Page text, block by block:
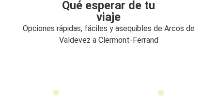
Qué esperar de tu
viaje
Opciones rápidas, fáciles y asequibles de Arcos de
Valdevez a Clermont-Ferrand